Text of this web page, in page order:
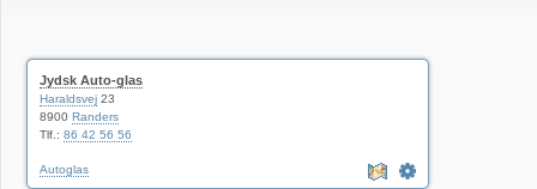
Jydsk Auto-glas
Haraldsvej 23
8900 Randers
Tlf.: 86 42 56 56
Autoglas